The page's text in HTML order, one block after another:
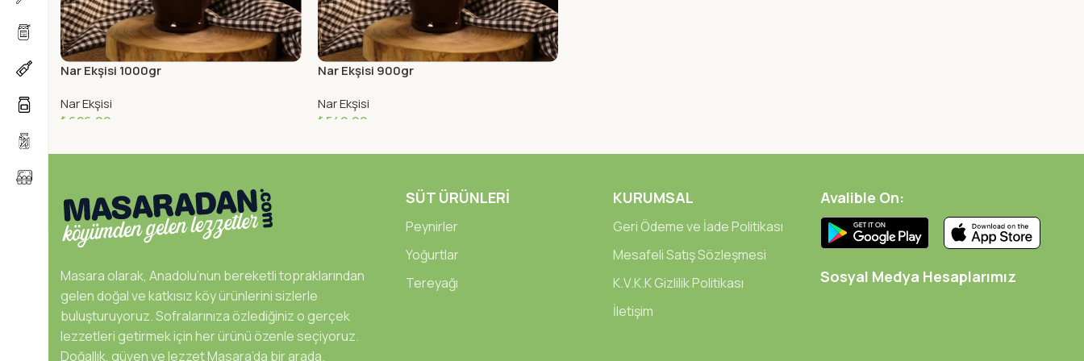
Nar Ekşisi 1000gr
Nar Ekşisi
₺ 626,00
Nar Ekşisi 900gr
Nar Ekşisi
₺ 549,00
Masara olarak, Anadolu’nun bereketli topraklarından
gelen doğal ve katkısız köy ürünlerini sizlerle
buluşturuyoruz. Sofralarınıza özlediğiniz o gerçek
lezzetleri getirmek için her ürünü özenle seçiyoruz.
Doğallık, güven ve lezzet Masara’da bir arada.
SÜT ÜRÜNLERİ
Peynirler
Yoğurtlar
Tereyağı
KURUMSAL
Geri Ödeme ve İade Politikası
Mesafeli Satış Sözleşmesi
K.V.K.K Gizlilik Politikası
İletişim
Avalible On:
Sosyal Medya Hesaplarımız